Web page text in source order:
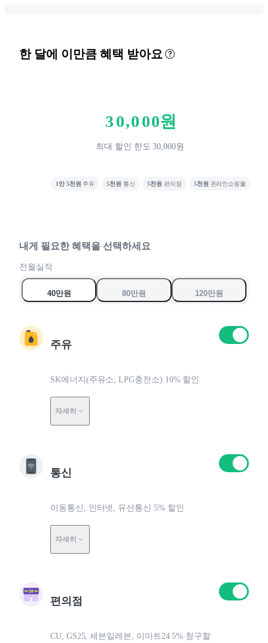
한 달에 이만큼 혜택 받아요
3
4
7
0
0
1
4
7
9
0
,0
1
4
7
9
0
0
1
7
9
0
0원
최대 할인 한도 30,000원
1만 5천원 주유 5천원 통신 5천원 편의점 5천원 온라인쇼핑몰
내게 필요한 혜택을 선택하세요
전월실적
40만원 80만원 120만원
주유
SK에너지(주유소, LPG충전소) 10% 할인
자세히
통신
이동통신, 인터넷, 유선통신 5% 할인
자세히
편의점
CU, GS25, 세븐일레븐, 이마트24 5% 청구할